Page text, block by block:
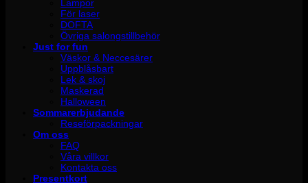
Lampor
För laser
DOFTA
Övriga salongstillbehör
Just for fun
Väskor & Neccesärer
Uppblåsbart
Lek & skoj
Maskerad
Halloween
Sommarerbjudande
Reseförpackningar
Om oss
FAQ
Våra villkor
Kontakta oss
Presentkort